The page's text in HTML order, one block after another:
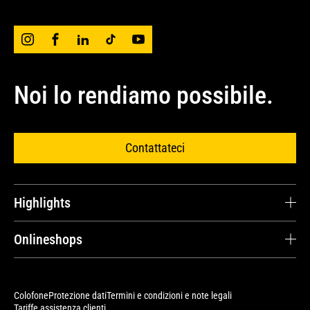
Noi lo rendiamo possibile.
Contattateci
Highlights
Contratti di servizio
Onlineshops
Avesco Store
ColofoneProtezione datiTermini e condizioni e note legali
Tariffe assistenza clienti